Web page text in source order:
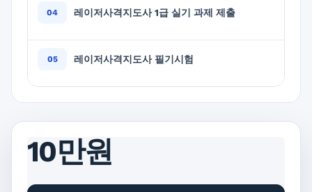
레이저사격지도사 1급 실기 과제 제출
레이저사격지도사 필기시험
10만원